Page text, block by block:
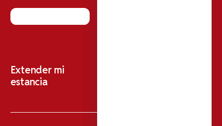
Extender mi
estancia